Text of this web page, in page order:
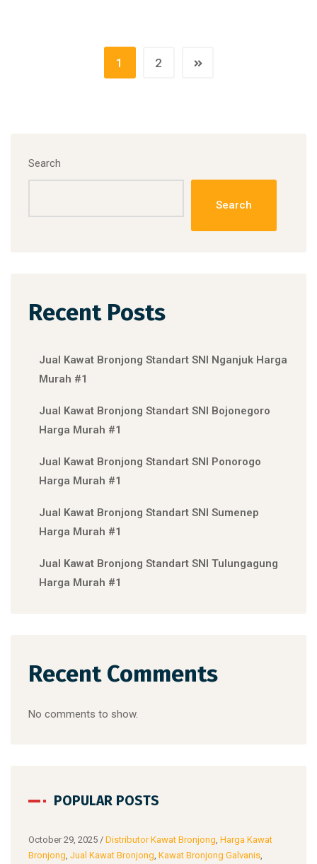
1 2
Search
Search
Recent Posts
Jual Kawat Bronjong Standart SNI Nganjuk Harga
Murah #1
Jual Kawat Bronjong Standart SNI Bojonegoro
Harga Murah #1
Jual Kawat Bronjong Standart SNI Ponorogo
Harga Murah #1
Jual Kawat Bronjong Standart SNI Sumenep
Harga Murah #1
Jual Kawat Bronjong Standart SNI Tulungagung
Harga Murah #1
Recent Comments
No comments to show.
POPULAR POSTS
October 29, 2025 / Distributor Kawat Bronjong Harga Kawat
Bronjong Jual Kawat Bronjong Kawat Bronjong Galvanis